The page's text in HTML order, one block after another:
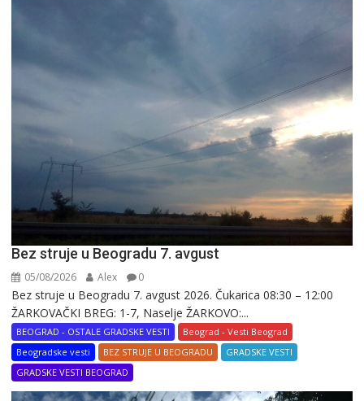
Bez struje u Beogradu 7. avgust
05/08/2026 Alex 0
Bez struje u Beogradu 7. avgust 2026. Čukarica 08:30 – 12:00
ŽARKOVAČKI BREG: 1-7, Naselje ŽARKOVO:...
BEOGRAD - OSTALE GRADSKE VESTI
Beograd - Vesti Beograd
Beogradske vesti
BEZ STRUJE U BEOGRADU
GRADSKE VESTI
GRADSKE VESTI BEOGRAD